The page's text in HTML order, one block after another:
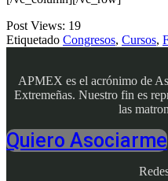
Post Views: 19
Etiquetado Congresos, Cursos,
APMEX es el acrónimo de
Extremeñas. Nuestro fin es
las
Quiero Asociarme